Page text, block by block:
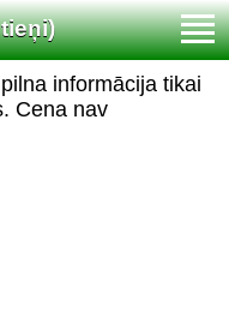
informācija tikai
Cena nav